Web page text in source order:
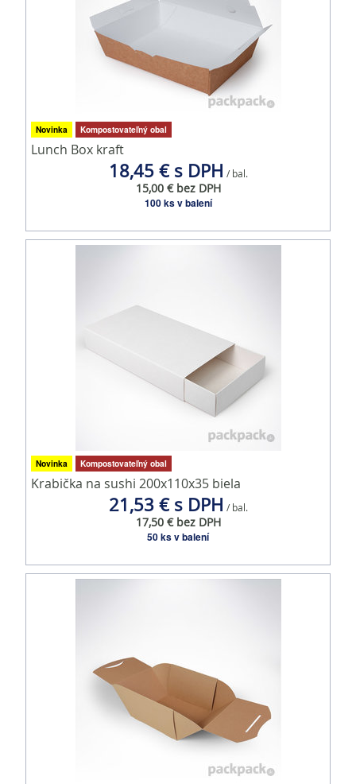
Novinka Kompostovateľný obal
Lunch Box kraft
18,45 € s DPH / bal.
15,00 € bez DPH
100 ks v balení
Novinka Kompostovateľný obal
Krabička na sushi 200x110x35 biela
21,53 € s DPH / bal.
17,50 € bez DPH
50 ks v balení